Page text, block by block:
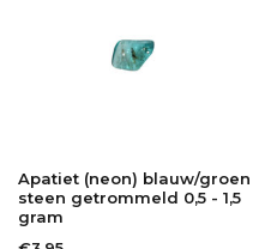
Apatiet (neon) blauw/groen
steen getrommeld 0,5 - 1,5
gram